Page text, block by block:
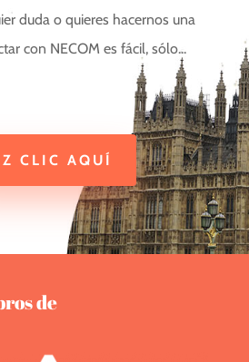
duda o quieres hacernos una
con NECOM es fácil, sólo...
CLIC AQUÍ
de